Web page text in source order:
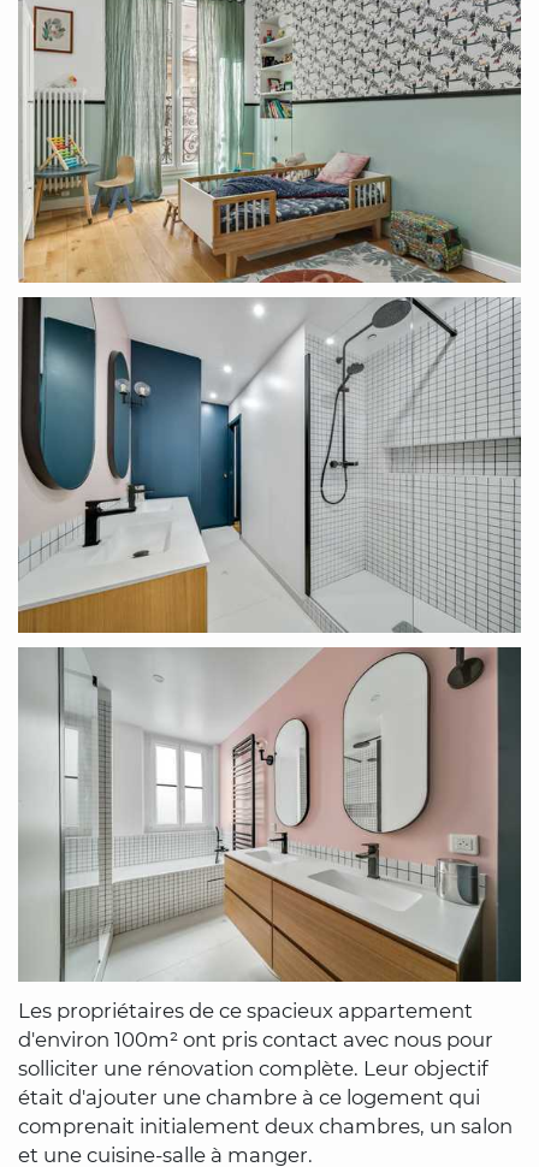
Les propriétaires de ce spacieux appartement
d'environ 100m² ont pris contact avec nous pour
solliciter une rénovation complète. Leur objectif
était d'ajouter une chambre à ce logement qui
comprenait initialement deux chambres, un salon
et une cuisine-salle à manger.